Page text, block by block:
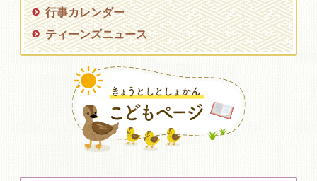
行事カレンダー
ティーンズニュース